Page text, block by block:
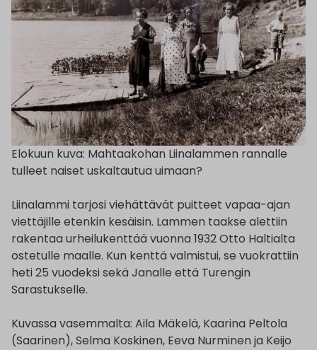
Elokuun kuva: Mahtaakohan Liinalammen rannalle
tulleet naiset uskaltautua uimaan?
Liinalammi tarjosi viehättävät puitteet vapaa-ajan
viettäjille etenkin kesäisin. Lammen taakse alettiin
rakentaa urheilukenttää vuonna 1932 Otto Haltialta
ostetulle maalle. Kun kenttä valmistui, se vuokrattiin
heti 25 vuodeksi sekä Janalle että Turengin
Sarastukselle.
Kuvassa vasemmalta: Aila Mäkelä, Kaarina Peltola
(Saarinen), Selma Koskinen, Eeva Nurminen ja Keijo